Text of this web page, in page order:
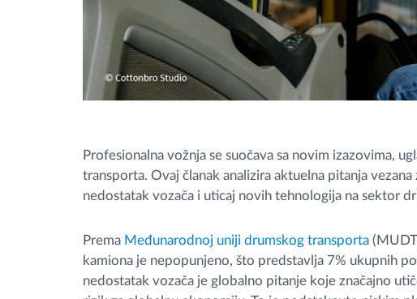
Profesionalna vožnja se suočava sa novim izazovima,
transporta. Ovaj članak analizira aktuelna pitanja
nedostatak vozača i uticaj novih tehnologija na sektor
Prema Međunarodnoj uniji drumskog transporta
kamiona je nepopunjeno, što predstavlja 7% ukupnih
nedostatak vozača je globalno pitanje koje značajno